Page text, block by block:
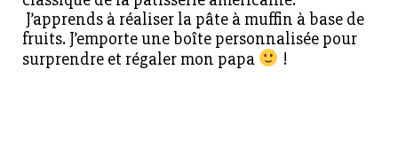
J’apprends à réaliser la pâte à muffin à base de
fruits. J’emporte une boîte personnalisée pour
surprendre et régaler mon papa
!